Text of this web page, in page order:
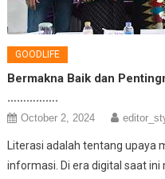
GOODLIFE
Bermakna Baik dan
…………….
October 2, 2024
Literasi adalah tentang upaya
informasi. Di era digital saat